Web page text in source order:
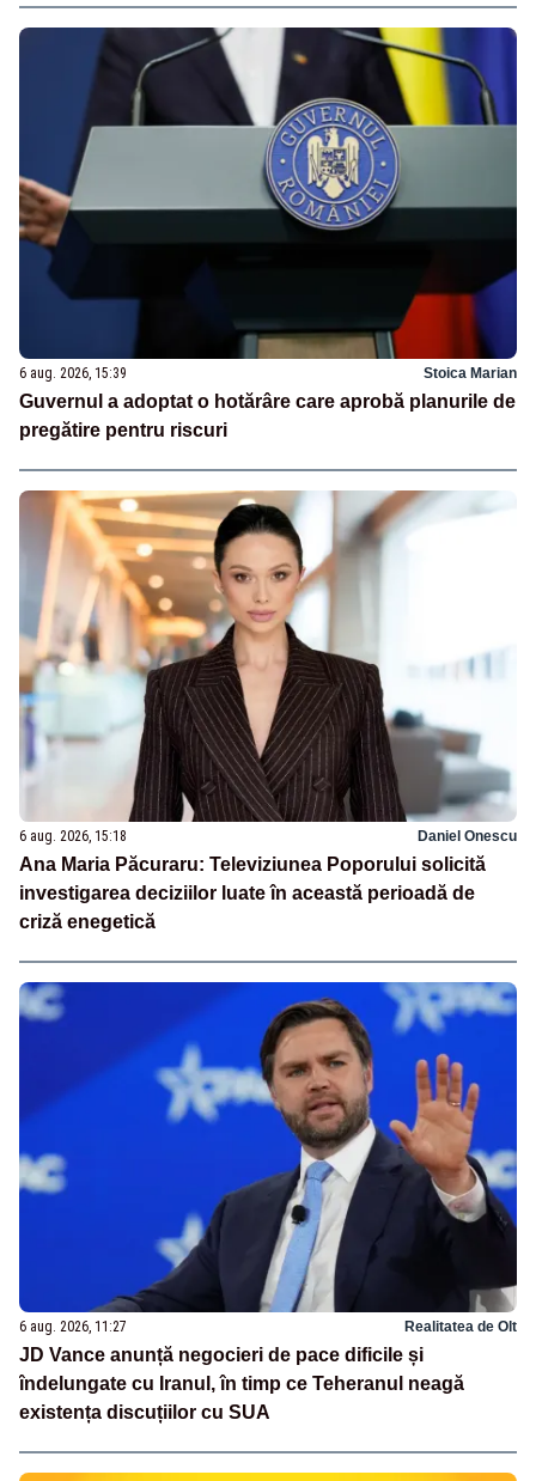
6 aug. 2026, 15:39 Stoica Marian
Guvernul a adoptat o hotărâre care aprobă planurile de
pregătire pentru riscuri
6 aug. 2026, 15:18 Daniel Onescu
Ana Maria Păcuraru: Televiziunea Poporului solicită
investigarea deciziilor luate în această perioadă de
criză enegetică
6 aug. 2026, 11:27 Realitatea de Olt
JD Vance anunță negocieri de pace dificile și
îndelungate cu Iranul, în timp ce Teheranul neagă
existența discuțiilor cu SUA